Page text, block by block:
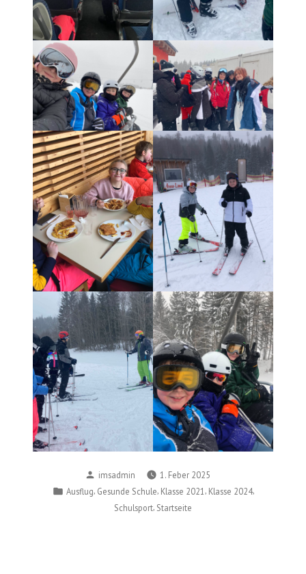
Posted
by
imsadmin
1. Feber 2025
Posted
Ausflug, Gesunde Schule, Klasse 2021, Klasse 2024,
Schulsport, Startseite